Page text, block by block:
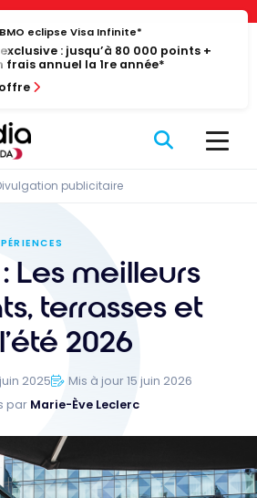
cookies
eclipse Visa Infinite*
: jusqu’à 80 000 points +
frais annuel la 1re année*
publicitaire
Les meilleurs
terrasses et
2026
juin 2025
Mis à jour 15 juin 2026
par Marie-Ève Leclerc